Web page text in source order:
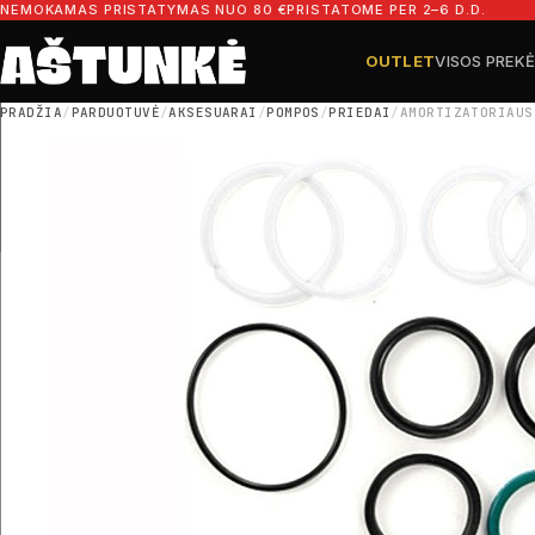
Pereiti prie turinio
NEMOKAMAS PRISTATYMAS NUO 80 €PRISTATOME PER 2–6 D.D.
OUTLETVISOS
Ieškoti dalių
Ieškoti
PRADŽIA/PARDUOTUVĖ/AKSESUARAI /POMPOS /PRIEDAI /